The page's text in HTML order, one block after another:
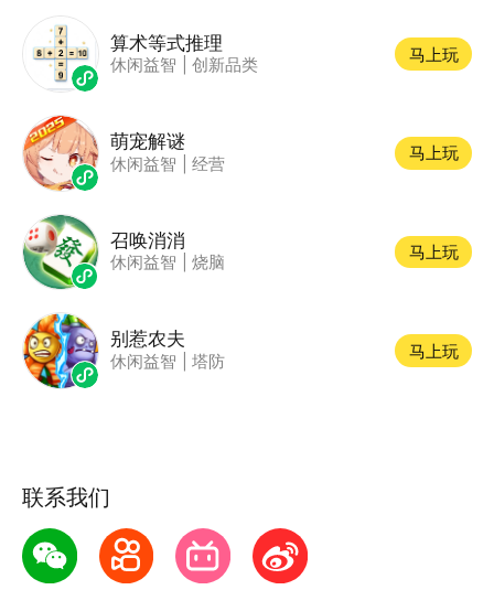
算术等式推理
休闲益智 创新品类
马上玩
萌宠解谜
休闲益智 经营
马上玩
召唤消消
休闲益智 烧脑
马上玩
别惹农夫
休闲益智 塔防
马上玩
联系我们